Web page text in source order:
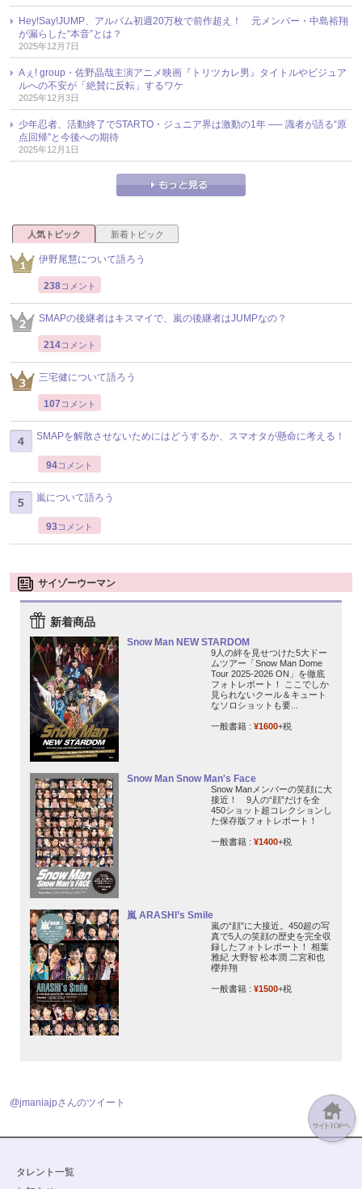
Hey!Say!JUMP、アルバム初週20万枚で前作超え！ 元メンバー・中島裕翔
が漏らした“本音”とは？
2025年12月7日
Aぇ! group・佐野晶哉主演アニメ映画『トリツカレ男』タイトルやビジュア
ルへの不安が「絶賛に反転」するワケ
2025年12月3日
少年忍者、活動終了でSTARTO・ジュニア界は激動の1年 ── 識者が語る“原
点回帰”と今後への期待
2025年12月1日
人気トピック 新着トピック
伊野尾慧について語ろう
238コメント
SMAPの後継者はキスマイで、嵐の後継者はJUMPなの？
214コメント
三宅健について語ろう
107 コメント
SMAPを解散させないためにはどうするか、スマオタが懸命に考える！
94コメント
嵐について語ろう
93コメント
サイゾーウーマン
新着商品
Snow Man NEW STARDOM
9人の絆を見せつけた5大ドー
ムツアー「Snow Man Dome
Tour 2025-2026 ON」を徹底
フォトレポート！ ここでしか
見られないクール＆キュート
なソロショットも要...
一般書籍 : ¥1600+税
Snow Man Snow Man's Face
Snow Manメンバーの笑顔に大
接近！ 9人の“顔”だけを全
450ショット超コレクションし
た保存版フォトレポート！
一般書籍 : ¥1400+税
嵐 ARASHI’s Smile
嵐の“顔”に大接近。450超の写
真で5人の笑顔の歴史を完全収
録したフォトレポート！ 相葉
雅紀 大野智 松本潤 二宮和也
櫻井翔
一般書籍 : ¥1500+税
@jmaniajpさんのツイート
タレント一覧